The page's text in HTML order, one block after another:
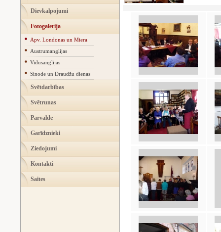
Dievkalpojumi
Fotogalerija
Apv. Londonas un Miera
Austrumanglijas
Vidusanglijas
Sinode un Draudžu dienas
Svētdarbības
Svētrunas
Pārvalde
Garīdznieki
Ziedojumi
Kontakti
Saites